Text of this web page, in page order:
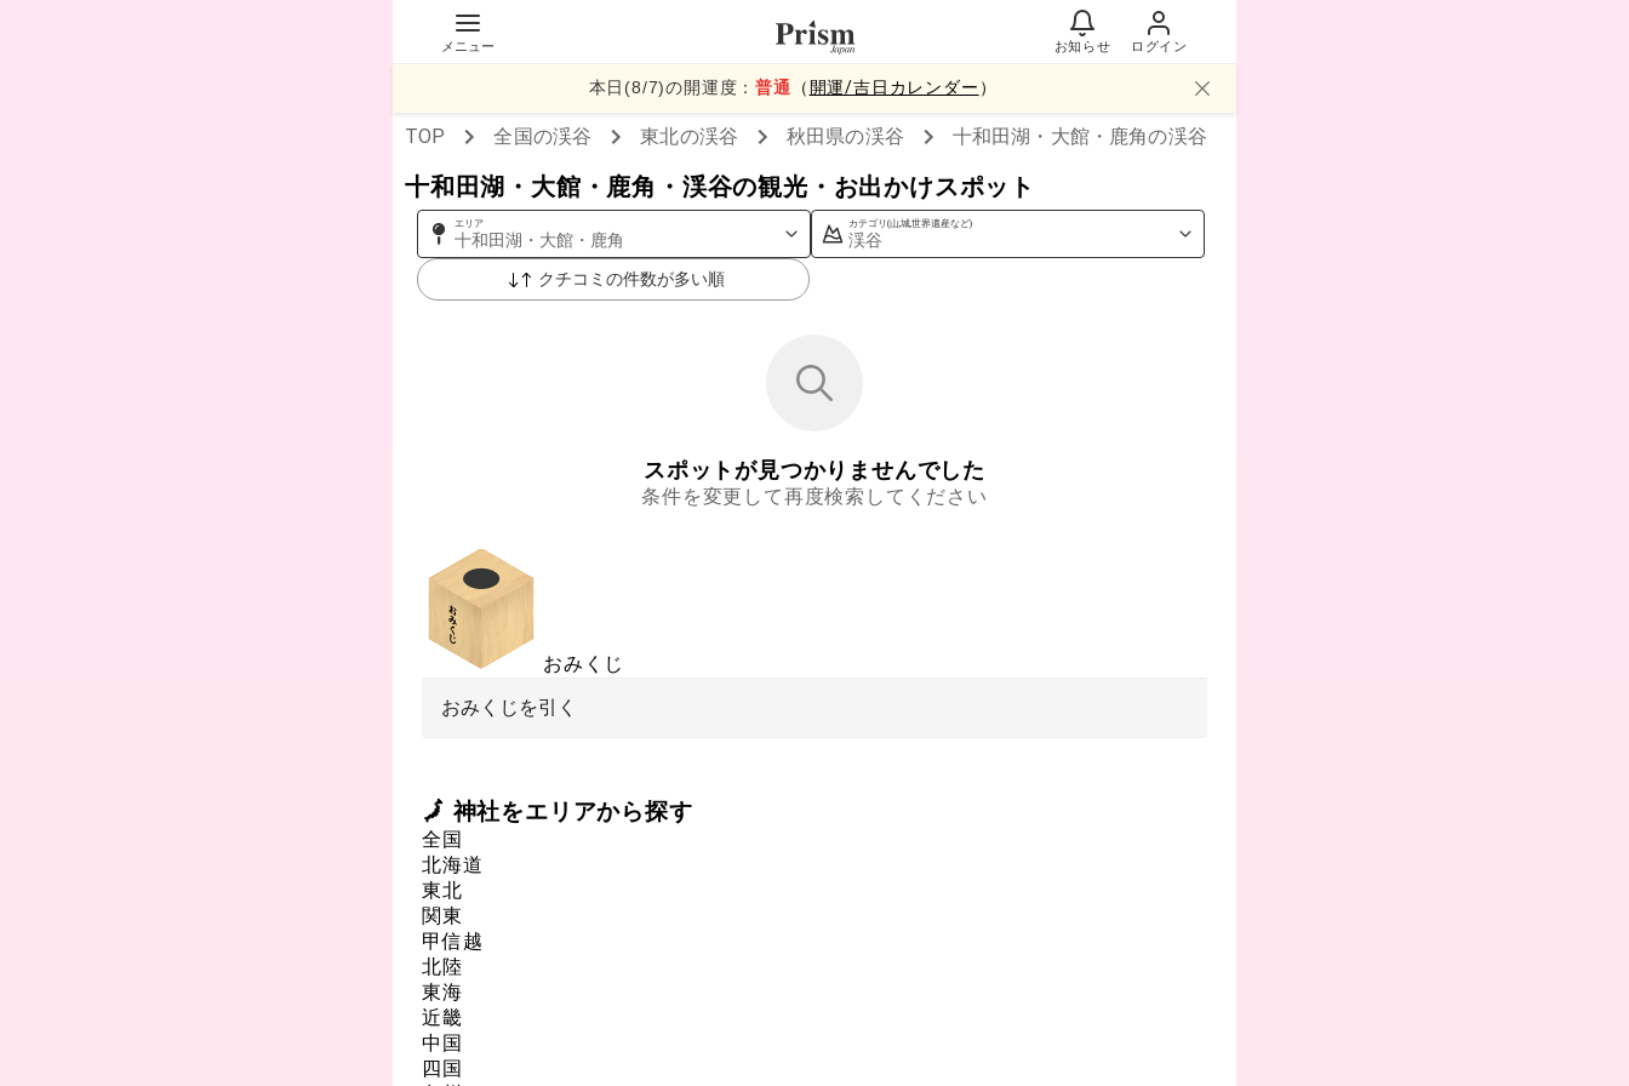
メニュー お知らせ ログイン
本日(8/7)の開運度：普通 （ 開運/吉日カレンダー ）
TOP 全国の渓谷 東北の渓谷 秋田県の渓谷 十和田湖・大館・鹿角の渓谷
十和田湖・大館・鹿角・渓谷の観光・お出かけスポット
エリア
十和田湖・大館・鹿角
カテゴリ(山,城,世界遺産など)
渓谷
クチコミの件数が多い順
スポットが見つかりませんでした
条件を変更して再度検索してください
おみくじ
おみくじを引く
🗾 神社をエリアから探す
全国
北海道
東北
関東
甲信越
北陸
東海
近畿
中国
四国